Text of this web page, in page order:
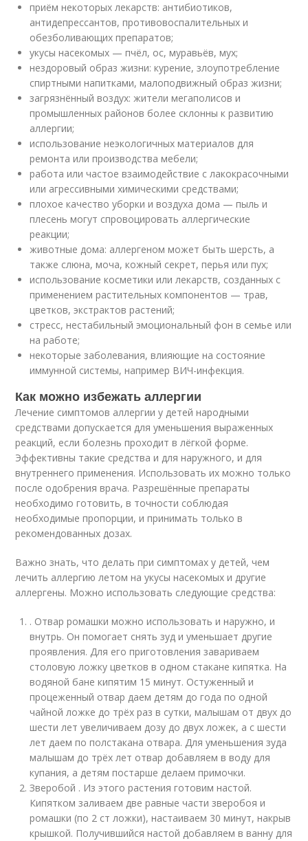
приём некоторых лекарств: антибиотиков,
антидепрессантов, противовоспалительных и
обезболивающих препаратов;
укусы насекомых — пчёл, ос, муравьёв, мух;
нездоровый образ жизни: курение, злоупотребление
спиртными напитками, малоподвижный образ жизни;
загрязнённый воздух: жители мегаполисов и
промышленных районов более склонны к развитию
аллергии;
использование неэкологичных материалов для
ремонта или производства мебели;
работа или частое взаимодействие с лакокрасочными
или агрессивными химическими средствами;
плохое качество уборки и воздуха дома — пыль и
плесень могут спровоцировать аллергические
реакции;
животные дома: аллергеном может быть шерсть, а
также слюна, моча, кожный секрет, перья или пух;
использование косметики или лекарств, созданных с
применением растительных компонентов — трав,
цветков, экстрактов растений;
стресс, нестабильный эмоциональный фон в семье или
на работе;
некоторые заболевания, влияющие на состояние
иммунной системы, например ВИЧ-инфекция.
Как можно избежать аллергии
Лечение симптомов аллергии у детей народными
средствами допускается для уменьшения выраженных
реакций, если болезнь проходит в лёгкой форме.
Эффективны такие средства и для наружного, и для
внутреннего применения. Использовать их можно только
после одобрения врача. Разрешённые препараты
необходимо готовить, в точности соблюдая
необходимые пропорции, и принимать только в
рекомендованных дозах.
Важно знать, что делать при симптомах у детей, чем
лечить аллергию летом на укусы насекомых и другие
аллергены. Можно использовать следующие средства:
. Отвар ромашки можно использовать и наружно, и
внутрь. Он помогает снять зуд и уменьшает другие
проявления. Для его приготовления завариваем
столовую ложку цветков в одном стакане кипятка. На
водяной бане кипятим 15 минут. Остуженный и
процеженный отвар даем детям до года по одной
чайной ложке до трёх раз в сутки, малышам от двух до
шести лет увеличиваем дозу до двух ложек, а с шести
лет даем по полстакана отвара. Для уменьшения зуда
малышам до трёх лет отвар добавляем в воду для
купания, а детям постарше делаем примочки.
Зверобой . Из этого растения готовим настой.
Кипятком заливаем две равные части зверобоя и
ромашки (по 2 ст ложки), настаиваем 30 минут, накрыв
крышкой. Получившийся настой добавляем в ванну для